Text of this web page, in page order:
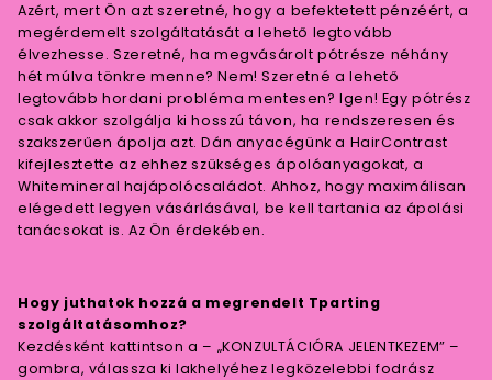
Azért, mert Ön azt szeretné, hogy a befektetett pénzéért, a
megérdemelt szolgáltatását a lehető legtovább
élvezhesse. Szeretné, ha megvásárolt pótrésze néhány
hét múlva tönkre menne? Nem! Szeretné a lehető
legtovább hordani probléma mentesen? Igen! Egy pótrész
csak akkor szolgálja ki hosszú távon, ha rendszeresen és
szakszerűen ápolja azt. Dán anyacégünk a HairContrast
kifejlesztette az ehhez szükséges ápolóanyagokat, a
Whitemineral hajápolócsaládot. Ahhoz, hogy maximálisan
elégedett legyen vásárlásával, be kell tartania az ápolási
tanácsokat is. Az Ön érdekében.
Hogy juthatok hozzá a megrendelt Tparting
szolgáltatásomhoz?
Kezdésként kattintson a – „KONZULTÁCIÓRA JELENTKEZEM” –
gombra, válassza ki lakhelyéhez legközelebbi fodrász